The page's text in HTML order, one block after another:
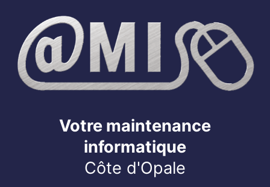
Votre maintenance
informatique
Côte d'Opale